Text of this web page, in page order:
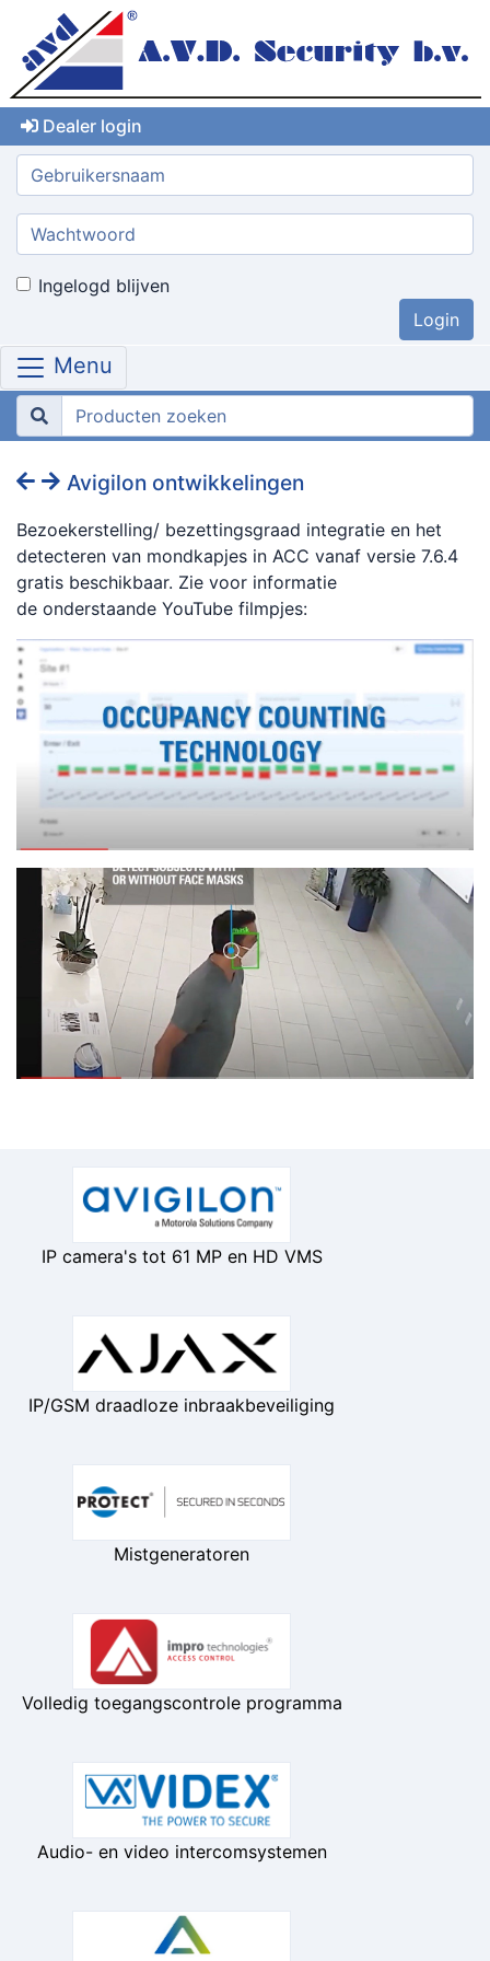
Dealer login
Gebruikersnaam:
Wachtwoord:
Ingelogd blijven
Menu
Avigilon ontwikkelingen
Bezoekerstelling/ bezettingsgraad integratie en het
detecteren van mondkapjes in ACC vanaf versie 7.6.4
gratis beschikbaar. Zie voor informatie
de onderstaande YouTube filmpjes:
IP camera's tot 61 MP en HD VMS
IP/GSM draadloze inbraakbeveiliging
Mistgeneratoren
Volledig toegangscontrole programma
Audio- en video intercomsystemen